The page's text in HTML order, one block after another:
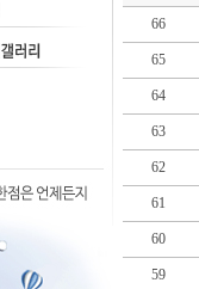
66
65
64
63
62
61
60
59